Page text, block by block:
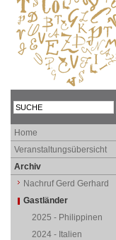
Home
Veranstaltungsübersicht
Archiv
Nachruf Gerd Gerhard
Gastländer
2025 - Philippinen
2024 - Italien